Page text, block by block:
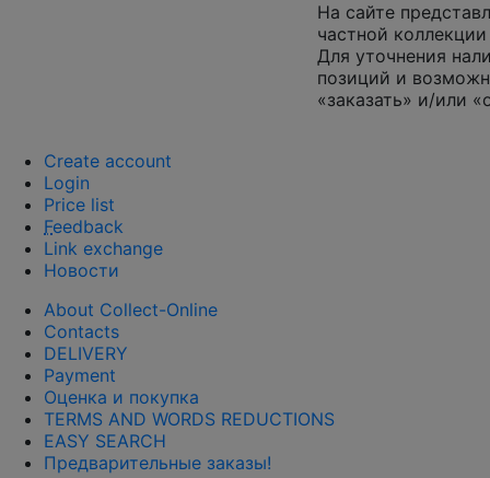
На сайте
частной
Для уточнения
позиций и
«заказать» и/или
Create account
Login
Price list
Feedback
Link exchange
Новости
About Collect-Online
Contacts
DELIVERY
Payment
Оценка и покупка
TERMS AND WORDS REDUCTIONS
EASY SEARCH
Предварительные заказы!